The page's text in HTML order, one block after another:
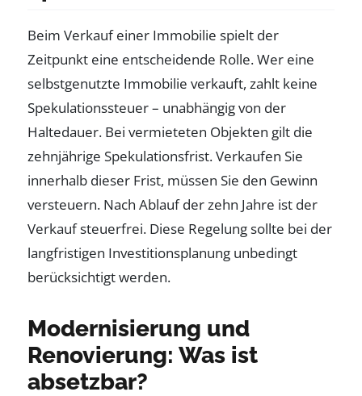
Beim Verkauf einer Immobilie spielt der
Zeitpunkt eine entscheidende Rolle. Wer eine
selbstgenutzte Immobilie verkauft, zahlt keine
Spekulationssteuer – unabhängig von der
Haltedauer. Bei vermieteten Objekten gilt die
zehnjährige Spekulationsfrist. Verkaufen Sie
innerhalb dieser Frist, müssen Sie den Gewinn
versteuern. Nach Ablauf der zehn Jahre ist der
Verkauf steuerfrei. Diese Regelung sollte bei der
langfristigen Investitionsplanung unbedingt
berücksichtigt werden.
Modernisierung und
Renovierung: Was ist
absetzbar?